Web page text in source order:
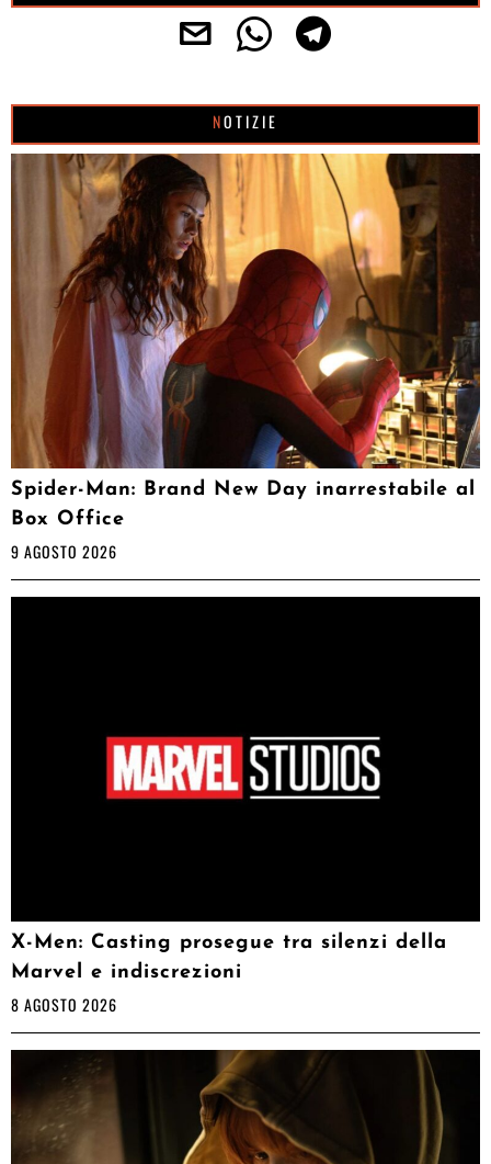
NOTIZIE
Spider-Man: Brand New Day inarrestabile al
Box Office
9 AGOSTO 2026
X-Men: Casting prosegue tra silenzi della
Marvel e indiscrezioni
8 AGOSTO 2026